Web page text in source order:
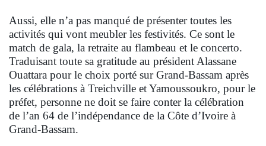
Aussi, elle n’a pas manqué de présenter toutes les
activités qui vont meubler les festivités. Ce sont le
match de gala, la retraite au flambeau et le concerto.
Traduisant toute sa gratitude au président Alassane
Ouattara pour le choix porté sur Grand-Bassam après
les célébrations à Treichville et Yamoussoukro, pour le
préfet, personne ne doit se faire conter la célébration
de l’an 64 de l’indépendance de la Côte d’Ivoire à
Grand-Bassam.